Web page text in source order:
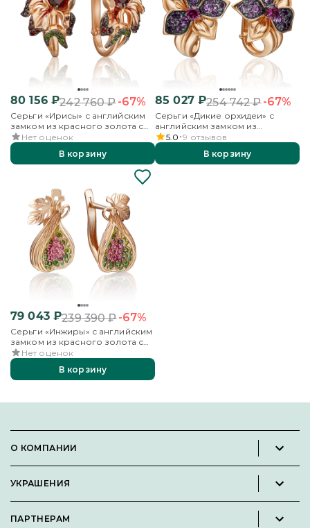
80 156₽242 760₽-67%
Серьги «Ирисы» с английским
замком из красного золота с
гранатами, хромдиопсидами и
эмалью
Нет оценок
В корзину
85 027₽254 742₽-67%
Серьги «Дикие орхидеи» с
английским замком из
красного золота с гранатом и
аметистами
5.0 9 отзывов
В корзину
79 043₽239 390₽-67%
Серьги «Инжиры» с английским
замком из красного золота с
гранатами, хромдиопсидами и
эмалью
Нет оценок
В корзину
О КОМПАНИИ
Вакансии
УКРАШЕНИЯ
Кольца
ПАРТНЕРАМ